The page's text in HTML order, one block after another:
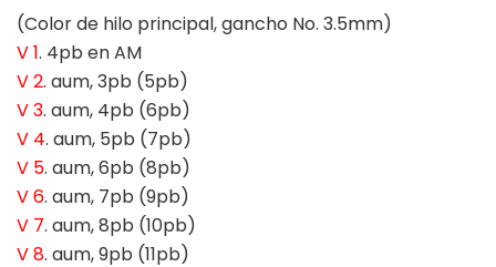
(Color de hilo principal, gancho No. 3.5mm)
V 1. 4pb en AM
V 2. aum, 3pb (5pb)
V 3. aum, 4pb (6pb)
V 4. aum, 5pb (7pb)
V 5. aum, 6pb (8pb)
V 6. aum, 7pb (9pb)
V 7. aum, 8pb (10pb)
V 8. aum, 9pb (11pb)